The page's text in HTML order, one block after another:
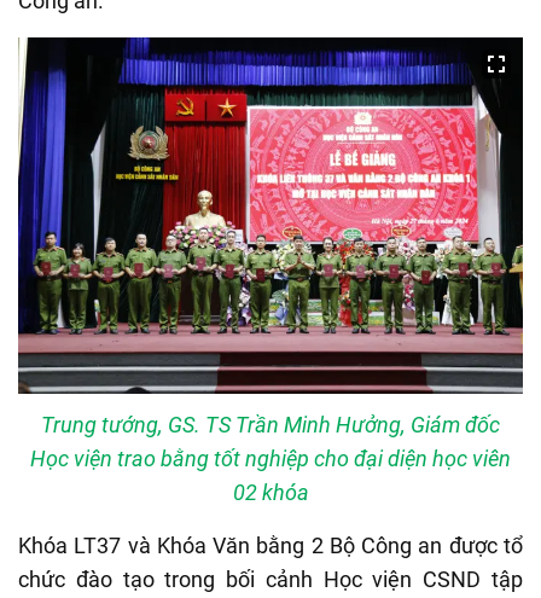
Trung tướng, GS. TS Trần Minh Hưởng, Giám đốc
Học viện trao bằng tốt nghiệp cho đại diện học viên
02 khóa
Khóa LT37 và Khóa Văn bằng 2 Bộ Công an được tổ
chức đào tạo trong bối cảnh Học viện CSND tập